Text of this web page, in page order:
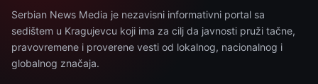
Serbian News Media je nezavisni informativni portal sa
sedištem u Kragujevcu koji ima za cilj da javnosti pruži tačne,
pravovremene i proverene vesti od lokalnog, nacionalnog i
globalnog značaja.